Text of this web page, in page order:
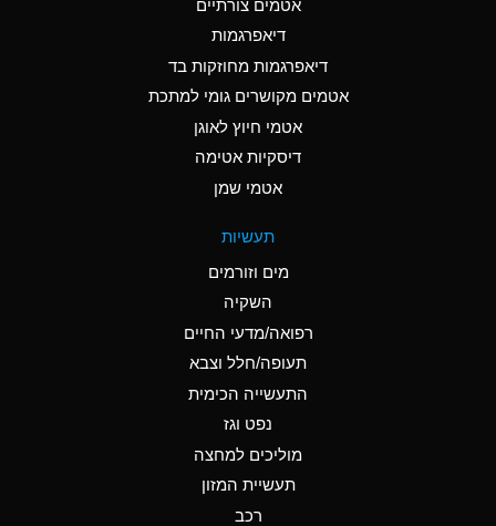
Ammonia Anhydrous
B
Ammonia Gas (cold)
A
Ammonia Gas (hot)
Ammonium Hydroxide
D
Ammonium Nitrate
Ammonium Nitrite
אטמים צורתיים
דיאפרגמות
דיאפרגמות מחוזקות בד
אטמים מקושרים גומי למתכת
אטמי חיוץ לאוגן
דיסקיות אטימה
אטמי שמן
תעשיות
מים וזורמים
השקיה
רפואה/מדעי החיים
תעופה/חלל וצבא
התעשייה הכימית
נפט וגז
מוליכים למחצה
תעשיית המזון
רכב